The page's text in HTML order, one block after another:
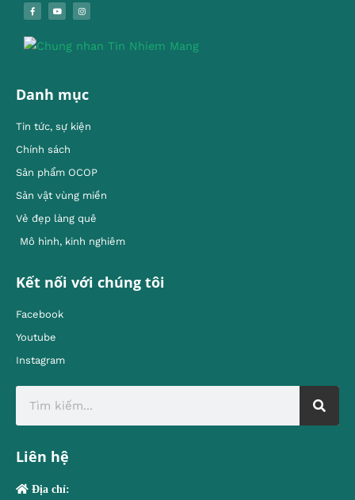
Danh mục
Tin tức, sự kiện
Chính sách
Sản phẩm OCOP
Sản vật vùng miền
Vẻ đẹp làng quê
Mô hình, kinh nghiêm
Kết nối với chúng tôi
Facebook
Youtube
Instagram
Liên hệ
Địa chỉ: